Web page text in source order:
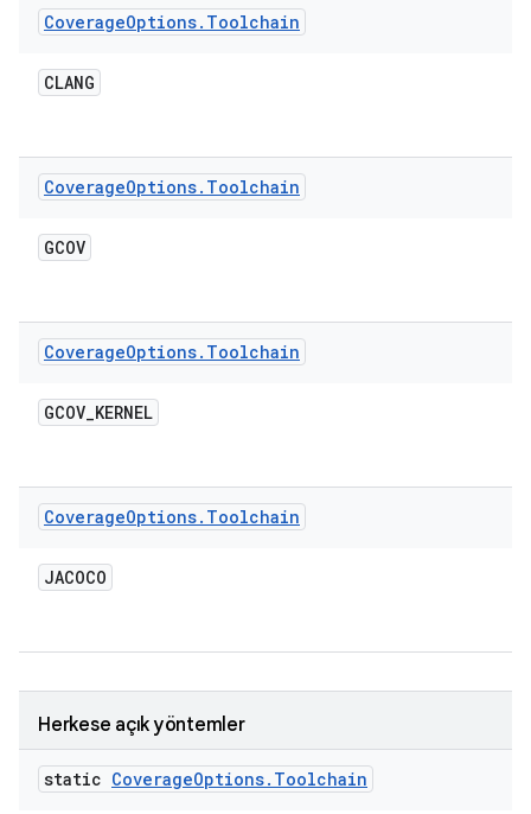
CoverageOptions. Toolchain
CLANG
CoverageOptions. Toolchain
GCOV
CoverageOptions. Toolchain
GCOV_KERNEL
CoverageOptions. Toolchain
JACOCO
Herkese açık yöntemler
static CoverageOptions. Toolchain